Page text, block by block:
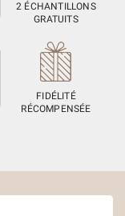
2 ÉCHANTILLONS
GRATUITS
FIDÉLITÉ
RÉCOMPENSÉE